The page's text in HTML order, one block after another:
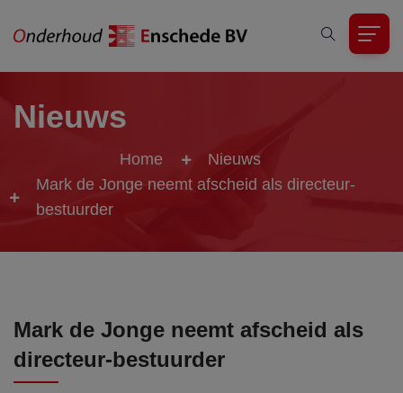
Nieuws
Home
Nieuws
Mark de Jonge neemt afscheid als directeur-
bestuurder
Mark de Jonge neemt afscheid als
directeur-bestuurder